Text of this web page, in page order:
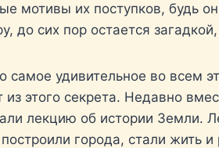
мотивы их поступков, будь
до сих пор остается
самое удивительное во всем
из этого секрета. Недавно
лекцию об истории Земли.
города, стали жить